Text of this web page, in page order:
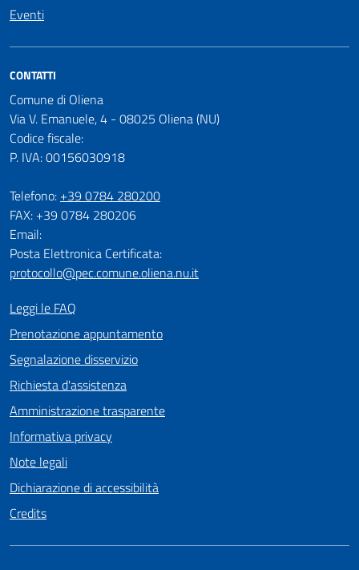
Eventi
CONTATTI
Comune di Oliena
Via V. Emanuele, 4 - 08025 Oliena (NU)
Codice fiscale:
P. IVA: 00156030918
Telefono: +39 0784 280200
FAX: +39 0784 280206
Email:
Posta Elettronica Certificata:
protocollo@pec.comune.oliena.nu.it
Leggi le FAQ
Prenotazione appuntamento
Segnalazione disservizio
Richiesta d'assistenza
Amministrazione trasparente
Informativa privacy
Note legali
Dichiarazione di accessibilità
Credits